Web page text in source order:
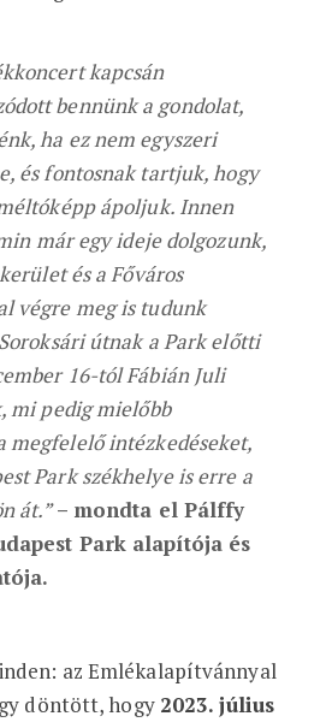
kapcsán
bennünk a gondolat,
ha ez nem egyszeri
és fontosnak tartjuk, hogy
ápoljuk. Innen
már egy ideje dolgozunk,
és a Főváros
végre meg is tudunk
útnak a Park előtti
16-tól Fábián Juli
mi pedig mielőbb
megfelelő intézkedéseket,
Park székhelye is erre a
át.”– mondta el Pálffy
Park alapítója és
az Emlékalapítvánnyal
döntött, hogy 2023. július